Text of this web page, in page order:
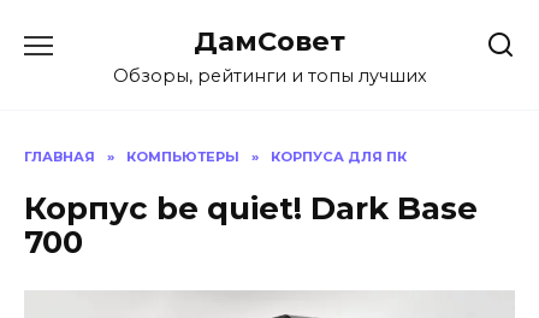
содержанию
ДамСовет
Обзоры, рейтинги и топы лучших
ГЛАВНАЯ » КОМПЬЮТЕРЫ » КОРПУСА ДЛЯ ПК
Корпус be quiet! Dark Base
700